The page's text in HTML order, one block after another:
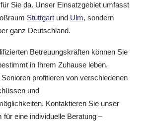
Sie da. Unser Einsatzgebiet umfasst
Stuttgart und Ulm, sondern
ganz Deutschland.
Betreuungskräften können Sie
in Ihrem Zuhause leben.
profitieren von verschiedenen
und
Kontaktieren Sie unser
für eine individuelle Beratung –